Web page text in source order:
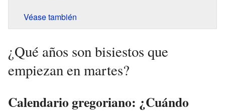
Véase también
¿Qué años son bisiestos que
empiezan en martes?
Calendario gregoriano: ¿Cuándo